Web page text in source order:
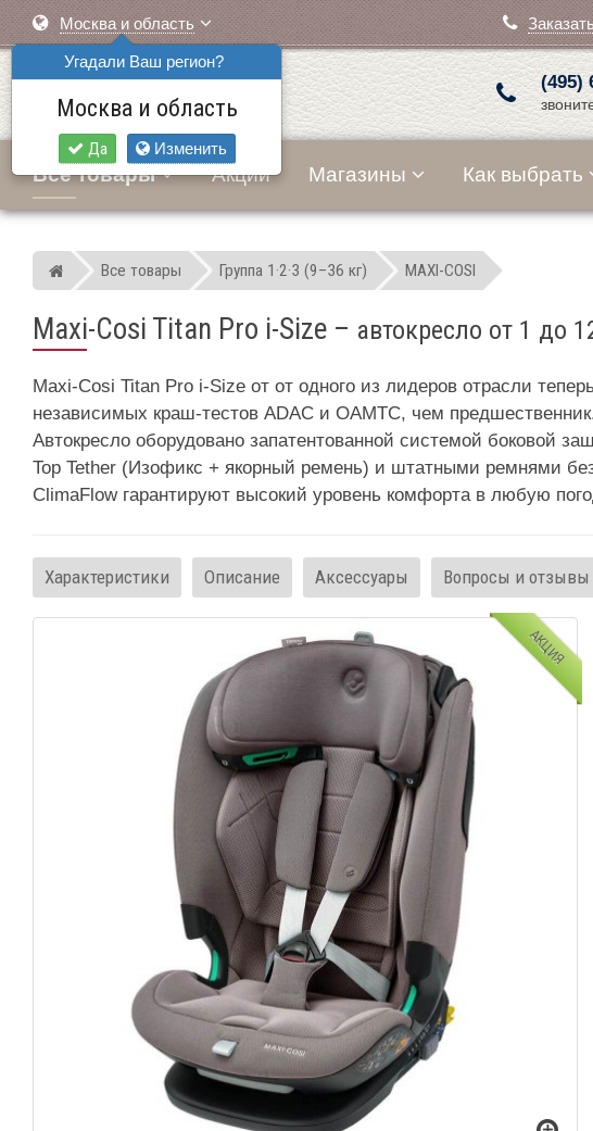
Москва и область
Угадали Ваш регион?
Москва и область
Да Изменить
(495)
Все товары Акции Магазины Как выбрать
Мир детских автокресел
Все товары Группа 1·2·3 (9–36 кг) MAXI-COSI
Maxi-Cosi Titan Pro i-Size – автокресло от 1 до
Maxi-Cosi Titan Pro i-Size от от одного из лидеров отрасли
независимых краш-тестов ADAC и OAMTC, чем
Автокресло оборудовано запатентованной системой боковой
Top Tether (Изофикс + якорный ремень) и штатными ремнями
ClimaFlow гарантируют высокий уровень комфорта в любую
Характеристики Описание Аксессуары Вопросы и отзывы
АКЦИЯ